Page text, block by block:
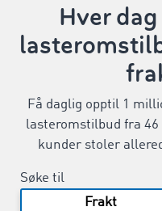
Hver
Få daglig opptil 1
lasteromstilbud fra 46
kunder stoler
Søke til
Frakt